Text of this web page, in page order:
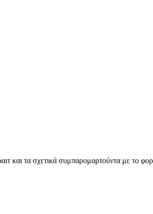
και τα σχετικά συμπαρομαρτούντα με το